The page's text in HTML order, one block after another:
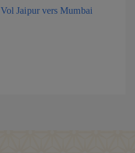
Vol Jaipur vers Mumbai